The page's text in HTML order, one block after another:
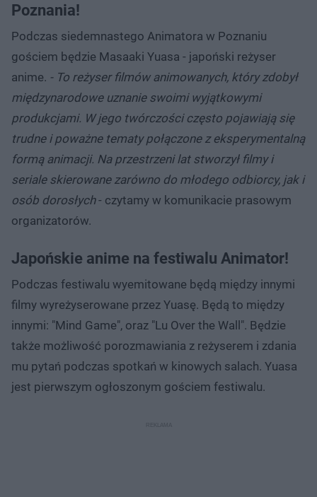
Poznania!
Podczas siedemnastego Animatora w Poznaniu
gościem będzie Masaaki Yuasa - japoński reżyser
anime. - To reżyser filmów animowanych, który zdobył
międzynarodowe uznanie swoimi wyjątkowymi
produkcjami. W jego twórczości często pojawiają się
trudne i poważne tematy połączone z eksperymentalną
formą animacji. Na przestrzeni lat stworzył filmy i
seriale skierowane zarówno do młodego odbiorcy, jak i
osób dorosłych- czytamy w komunikacie prasowym
organizatorów.
Japońskie anime na festiwalu Animator!
Podczas festiwalu wyemitowane będą między innymi
filmy wyreżyserowane przez Yuasę. Będą to między
innymi: "Mind Game", oraz "Lu Over the Wall". Będzie
także możliwość porozmawiania z reżyserem i zdania
mu pytań podczas spotkań w kinowych salach. Yuasa
jest pierwszym ogłoszonym gościem festiwalu.